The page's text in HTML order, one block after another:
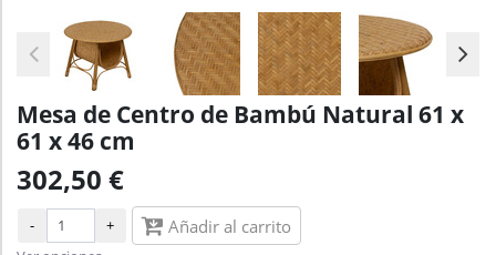
Mesa de Centro de Bambú Natural 61 x
61 x 46 cm
302,50 €
- + Añadir al carrito